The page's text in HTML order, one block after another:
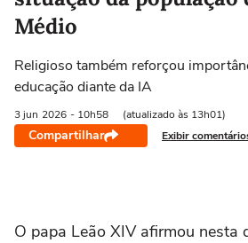
Médio
Religioso também reforçou
educação diante da IA
3 jun 2026 - 10h58 (atualizado às 13h01)
Compartilhar Exibir
O papa Leão XIV afirmou nesta